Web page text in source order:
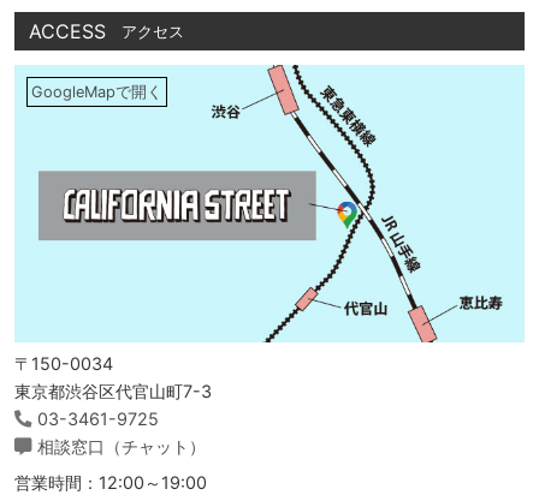
ACCESS アクセス
GoogleMapで開く
〒150-0034
東京都渋谷区代官山町7-3
03-3461-9725
相談窓口（チャット）
営業時間：12:00～19:00